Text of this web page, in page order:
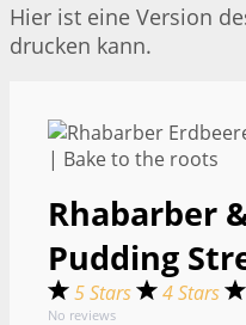
Hier ist eine Version
drucken kann.
Rhabarber
Pudding
5 Stars 4 Stars
No reviews